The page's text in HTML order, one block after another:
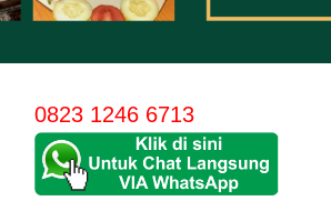
0823 1246 6713